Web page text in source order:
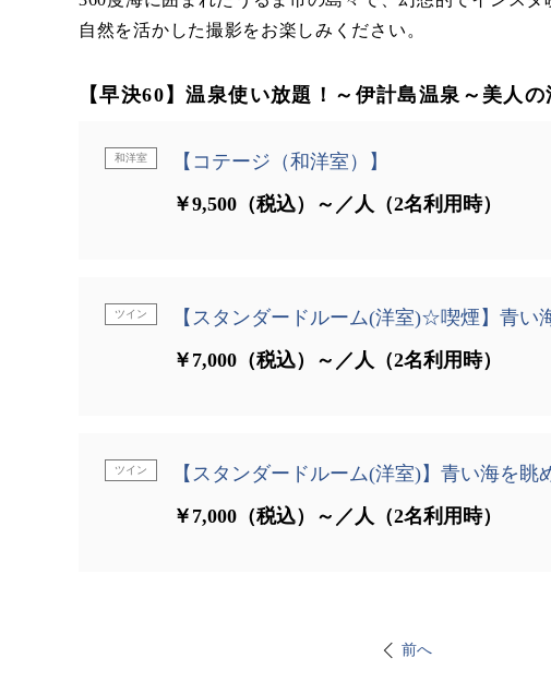
自然を活かした撮影をお楽しみください。
【早決60】温泉使い放題！～伊計島温泉～美人
和洋室
【コテージ（和洋室）】
￥9,500（税込）～／人（2名利用時）
ツイン
【スタンダードルーム(洋室)☆喫煙】青い
￥7,000（税込）～／人（2名利用時）
ツイン
【スタンダードルーム(洋室)】青い海を眺
￥7,000（税込）～／人（2名利用時）
前へ